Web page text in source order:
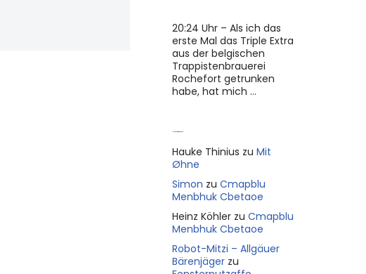
20:24 Uhr – Als ich das
erste Mal das Triple Extra
aus der belgischen
Trappistenbrauerei
Rochefort getrunken
habe, hat mich …
Hauke Thinius zu Mit
Øhne
Simon zu Cmapblu
Menbhuk Cbetaoe
Heinz Köhler zu Cmapblu
Menbhuk Cbetaoe
Robot-Mitzi – Allgäuer
Bärenjäger zu